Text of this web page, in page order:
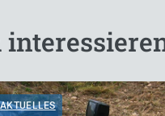
AKTUELLES